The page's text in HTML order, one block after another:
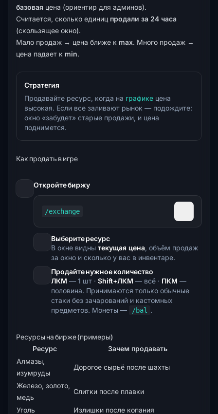
базовая цена (ориентир для админов).
Считается, сколько единиц продали за 24 часа
(скользящее окно).
Мало продаж → цена ближе к max. Много продаж →
цена падает к min.
Стратегия
Продавайте ресурс, когда на графике цена
высокая. Если все заливают рынок — подождите:
окно «забудет» старые продажи, и цена
поднимется.
Как продать в игре
Откройте биржу
/exchange
Выберите ресурс
В окне видны текущая цена, объём продаж
за окно и сколько у вас в инвентаре.
Продайте нужное количество
ЛКМ — 1 шт · Shift+ЛКМ — всё · ПКМ —
половина. Принимаются только обычные
стаки без зачарований и кастомных
предметов. Монеты —
/bal .
Ресурсы на бирже (примеры)
Ресурс
Зачем продавать
Алмазы,
изумруды
Дорогое сырьё после шахты
Железо, золото,
медь
Слитки после плавки
Уголь
Излишки после копания